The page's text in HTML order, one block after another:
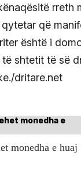
rreth
që
është i
shtetit të së
dritare.net
monedha e huaj